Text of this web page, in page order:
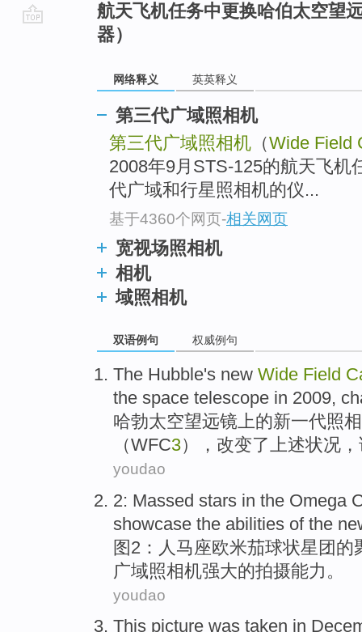
航天飞机任务中更换哈伯太空望
器）
网络释义 英英释义
第三代广域照相机
第三代广域照相机 （Wide Field
2008年9月STS-125的航天飞
代广域和行星照相机的仪...
基于4360个网页-相关网页
宽视场照相机
相机
域照相机
双语例句 权威例句
The Hubble's new Wide Field
the space telescope in 2009,
哈勃太空望远镜 上的新一代照
（WFC3）， 改变了上述状况
youdao
2: Massed stars in the Omega
showcase the abilities of the
图2 ： 人马座欧米茄球状星团 的
广域照相机强大的拍摄能力 。
youdao
This picture was taken in